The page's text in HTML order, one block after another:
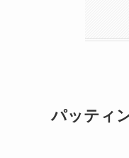
パッティ